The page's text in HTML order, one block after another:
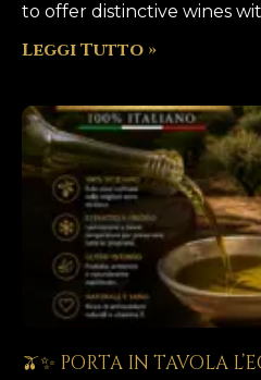
to offer distinctive wines
Leggi Tutto »
🫒✨ PORTA IN TAVOLA